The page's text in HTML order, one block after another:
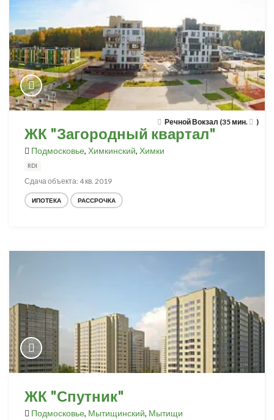
Речной Вокзал (35 мин. )
ЖК "Загородный квартал"
Подмосковье, Химкинский, Химки
RDI
Сдача объекта: 4 кв. 2019
ИПОТЕКА РАССРОЧКА
ЖК "Спутник"
Подмосковье, Мытищинский, Мытищи